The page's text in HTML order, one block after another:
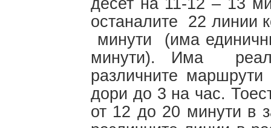
десет на 11-12 – 13
останалите 22 линии
минути (има
минути). Има
различните
дори до 3 на час.
от 12 до 20 минути в